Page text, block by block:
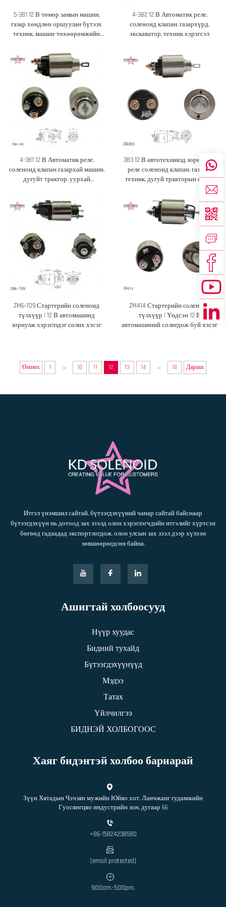
5-381 12 В төмөр замын машин,
газар хөндлөн оршуулан бүтээх
техник, машин-төхөөрөмжийн
4-382 12 В Автоматик реле,
соленоид клапан, газархүрд,
экскаватор, техник хэрэгсэл
4-381 12 В Автоматик реле,
соленоид клапан газархай машин,
дугуйт трактор, уурхай
383 12 В автотехникэд зориулсан
реле соленоид клапан, газрын
техник, дугуй тракторын сүүлд
хэрэглэдэг салангид хэсгүүд
ZM6-709 Стартерийн соленоид
түлхүүр | 12 В автомашинд
зориулж хэрэглэдэг солих хэсэг
ZM414 Стартерийн соленоид
түлхүүр | Үндсэн 12 В
автомашиний солигдож буй хэсэг
Өмнөх 1 ... 10 11 12 13 14 ... 18 Дараах
Итгэл үнэмшил сайтай, бүтээгдэхүүний чанар сайтай байснаар
бүтээгдэхүүн нь дотоод зах зээлд олон хэрэглэгчдийн итгэлийг хүртсэн
бөгөөд гадаадад экспортлогдож, олон улсын зах зээл дээр хүлээн
зөвшөөрөгдсөн байна.
Ашигтай холбоосууд
Нүүр хуудас
Бидний тухайд
Бүтээгдэхүүнүүд
Мэдээ
Татах
Үйлчилгээ
БИДНЭЙ ХОЛБОГООС
Хаяг бидэнтэй холбоо бариарай
Зүүн Хятадын Чэчзян мужийн Юйяо хот, Ланчжанг гудамжийн
Гуосянгцяо индустрийн зон, дугаар 66
+86-15824238580
[email protected]
9:00am.-5:00pm.